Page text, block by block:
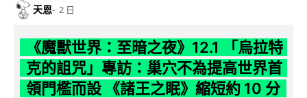
天恩 2 日
《魔獸世界：至暗之夜》12.1 「烏拉特
克的詛咒」專訪：巢穴不為提高世界首
領門檻而設 《諸王之眠》縮短約 10 分